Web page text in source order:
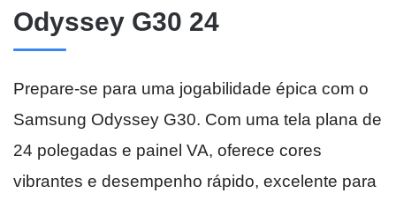
Odyssey G30 24
Prepare-se para uma jogabilidade épica com o
Samsung Odyssey G30. Com uma tela plana de
24 polegadas e painel VA, oferece cores
vibrantes e desempenho rápido, excelente para